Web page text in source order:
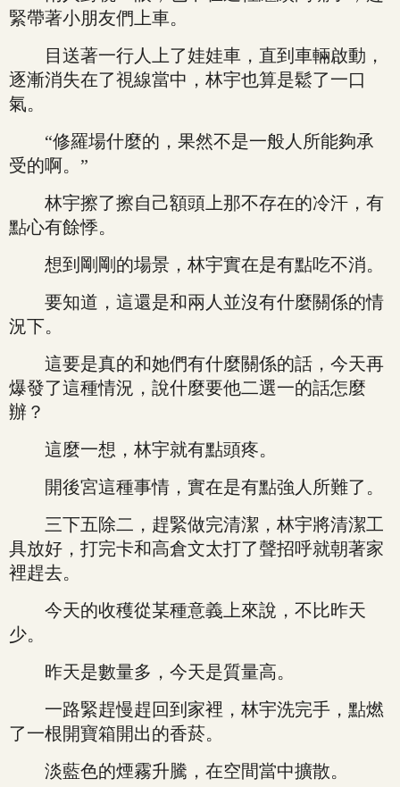
緊帶著小朋友們上車。
目送著一行人上了娃娃車，直到車輛啟動，
逐漸消失在了視線當中，林宇也算是鬆了一口
氣。
“修羅場什麼的，果然不是一般人所能夠承
受的啊。”
林宇擦了擦自己額頭上那不存在的冷汗，有
點心有餘悸。
想到剛剛的場景，林宇實在是有點吃不消。
要知道，這還是和兩人並沒有什麼關係的情
況下。
這要是真的和她們有什麼關係的話，今天再
爆發了這種情況，說什麼要他二選一的話怎麼
辦？
這麼一想，林宇就有點頭疼。
開後宮這種事情，實在是有點強人所難了。
三下五除二，趕緊做完清潔，林宇將清潔工
具放好，打完卡和高倉文太打了聲招呼就朝著家
裡趕去。
今天的收穫從某種意義上來說，不比昨天
少。
昨天是數量多，今天是質量高。
一路緊趕慢趕回到家裡，林宇洗完手，點燃
了一根開寶箱開出的香菸。
淡藍色的煙霧升騰，在空間當中擴散。